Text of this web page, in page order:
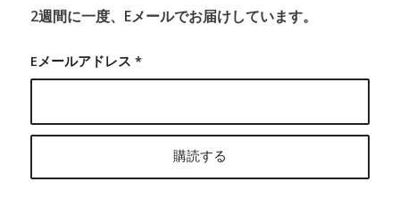
2週間に一度、Eメールでお届けしています。
Eメールアドレス *